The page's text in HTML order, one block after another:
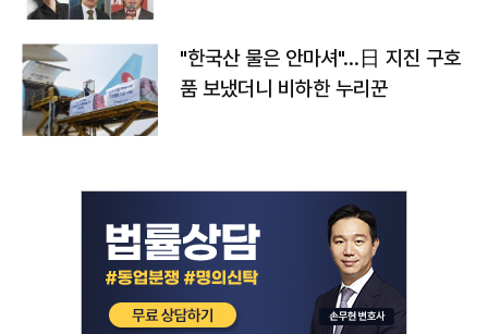
"한국산 물은 안마셔"…日 지진 구호
품 보냈더니 비하한 누리꾼